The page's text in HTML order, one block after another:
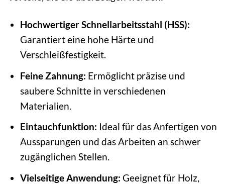
Hochwertiger Schnellarbeitsstahl (HSS):
Garantiert eine hohe Härte und
Verschleißfestigkeit.
Feine Zahnung: Ermöglicht präzise und
saubere Schnitte in verschiedenen
Materialien.
Eintauchfunktion: Ideal für das Anfertigen von
Aussparungen und das Arbeiten an schwer
zugänglichen Stellen.
Vielseitige Anwendung: Geeignet für Holz,